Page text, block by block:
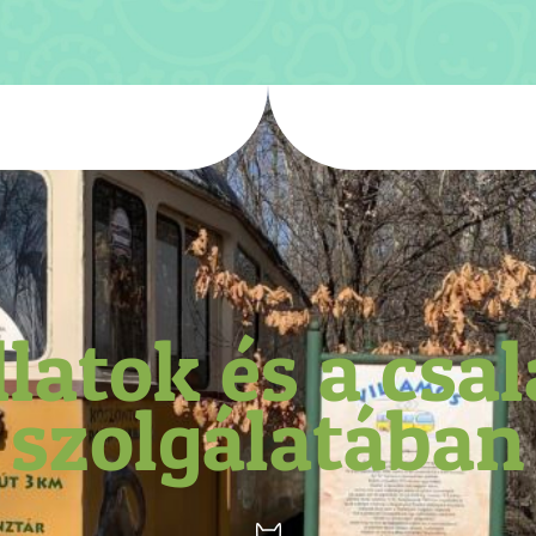
és a
szolgálatában